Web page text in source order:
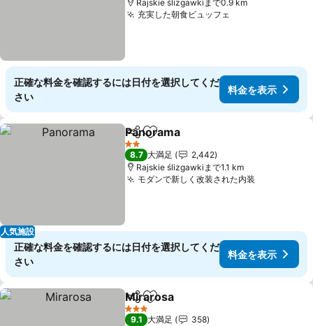
Rajskie ślizgawkiまで0.9 km
充実した朝食ビュッフェ
正確な料金を確認するには日付を選択してくだ
さい
料金を表示
人気施設
シェアお気に入りに追加
Panorama
2 ホテルのランク
8.7 大満足
2,442
Rajskie ślizgawkiまで1.1 km
モダンで新しく改装された内装料金を表示
正確な料金を確認するには日付を選択してくだ
さい
料金を表示
シェアお気に入りに追加
Mirarosa
3 ホテルのランク
9.1 大満足
358